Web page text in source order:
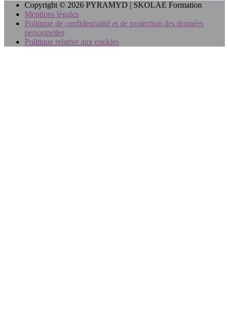
Copyright © 2026 PYRAMYD | SKOLAE Formation
Mentions légales
Politique de confidentialité et de protection des données
personnelles
Politique relative aux cookies